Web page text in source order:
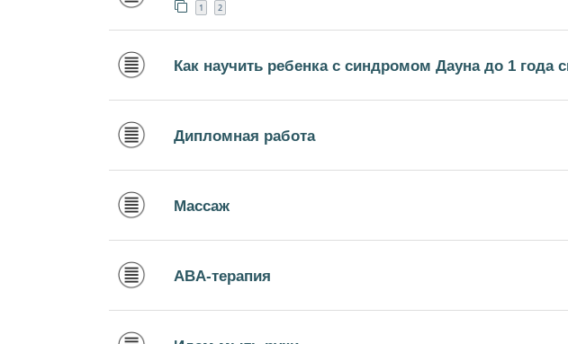
1 2
Как научить ребенка с синдромом Дауна до 1 года
Дипломная работа
Массаж
ABA-терапия